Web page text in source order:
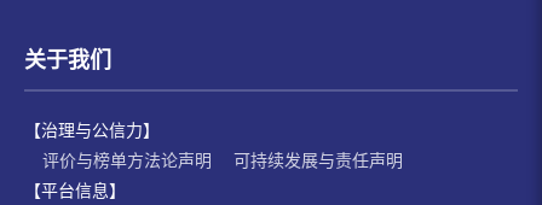
关于我们
【治理与公信力】
评价与榜单方法论声明
可持续发展与责任声明
【平台信息】